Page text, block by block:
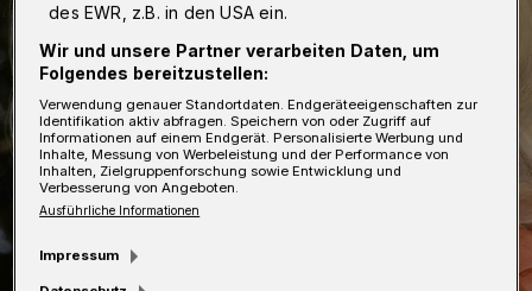
des EWR, z.B. in den USA ein.
Wir und unsere Partner verarbeiten Daten, um
Folgendes bereitzustellen:
Verwendung genauer Standortdaten. Endgeräteeigenschaften zur
Identifikation aktiv abfragen. Speichern von oder Zugriff auf
Informationen auf einem Endgerät. Personalisierte Werbung und
Inhalte, Messung von Werbeleistung und der Performance von
Inhalten, Zielgruppenforschung sowie Entwicklung und
Verbesserung von Angeboten.
Ausführliche Informationen
Impressum